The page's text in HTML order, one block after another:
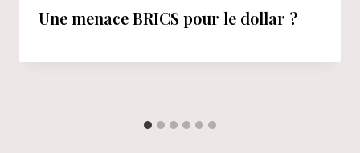
Une menace BRICS pour le dollar ?